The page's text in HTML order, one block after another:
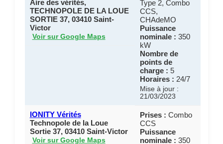
Aire des vérités,
TECHNOPOLE DE LA LOUE
SORTIE 37, 03410 Saint-
Victor
Voir sur Google Maps
Type 2, Combo
CCS,
CHAdeMO
Puissance
nominale : 350
kW
Nombre de
points de
charge : 5
Horaires : 24/7
Mise à jour :
21/03/2023
IONITY Vérités
Technopole de la Loue
Sortie 37, 03410 Saint-Victor
Voir sur Google Maps
Prises : Combo
CCS
Puissance
nominale : 350